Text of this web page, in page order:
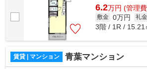
6.2万円 (管理
敷金 0万円 礼金
3階 / 1R / 15.21
賃貸 | マンション 青葉マンション